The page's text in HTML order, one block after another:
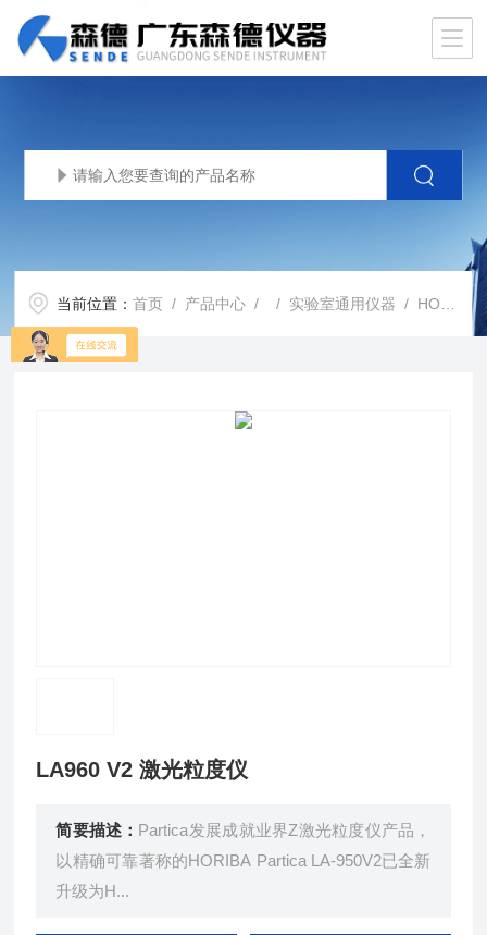
当前位置：首页 / 产品中心 / / 实验室通用仪器 / HORIBALA­960 V2 激光粒度仪
LA­960 V2 激光粒度仪
简要描述： Partica发展成就业界Z激光粒度仪产品，
以精确可靠著称的HORIBA Partica LA-950V2已全新
升级为H...